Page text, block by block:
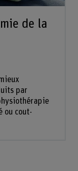
de la
par
ou cout-